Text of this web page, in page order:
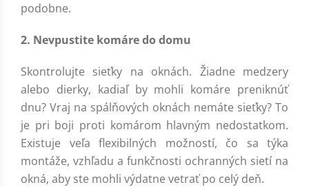
podobne.
2. Nevpustite komáre do domu
Skontrolujte sieťky na oknách. Žiadne medzery
alebo dierky, kadiaľ by mohli komáre preniknúť
dnu? Vraj na spálňových oknách nemáte sieťky? To
je pri boji proti komárom hlavným nedostatkom.
Existuje veľa flexibilných možností, čo sa týka
montáže, vzhľadu a funkčnosti ochranných sietí na
okná, aby ste mohli výdatne vetrať po celý deň.